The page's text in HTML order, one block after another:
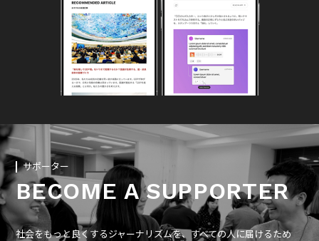
サポーター
BECOME A SUPPORTER
社会をもっと良くするジャーナリズムを、すべての人に届けるため